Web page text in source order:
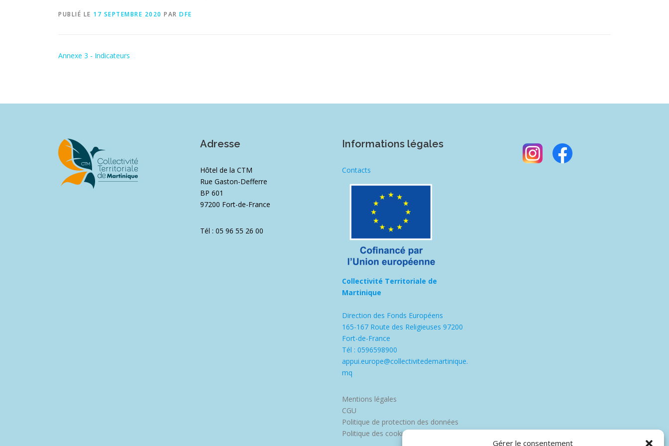
Gérer le consentement
PUBLIÉ LE 17 SEPTEMBRE 2020 PAR DFE
Annexe 3 - Indicateurs
Adresse
Hôtel de la CTM
Rue Gaston-Defferre
BP 601
97200 Fort-de-France
Tél : 05 96 55 26 00
Informations légales
Contacts
Collectivité Territoriale de
Martinique
Direction des Fonds Européens
165-167 Route des Religieuses 97200
Fort-de-France
Tél : 0596598900
appui.europe@collectivitedemartinique.
mq
Mentions légales
CGU
Politique de protection des données
Politique des cookies